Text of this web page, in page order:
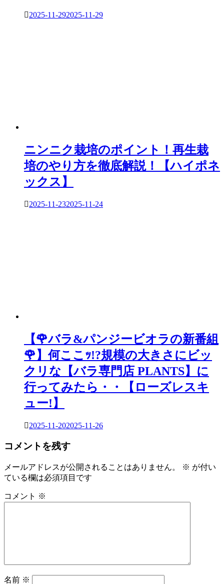
2025-11-292025-11-29
ニンニク栽培のポイント！再生栽
培のやり方を徹底解説！【ハイポネ
ックス】
2025-11-232025-11-24
【🌹バラ&パンジービオラの新番組
🌹】何ここｯ!?規模の大きさにビッ
クリな【バラ専門店 PLANTS】に
行ってみたら・・【ローズレスキ
ュー!】
2025-11-202025-11-26
コメントを残す
メールアドレスが公開されることはありません。 ※ が付い
ている欄は必須項目です
コメント ※
名前 ※